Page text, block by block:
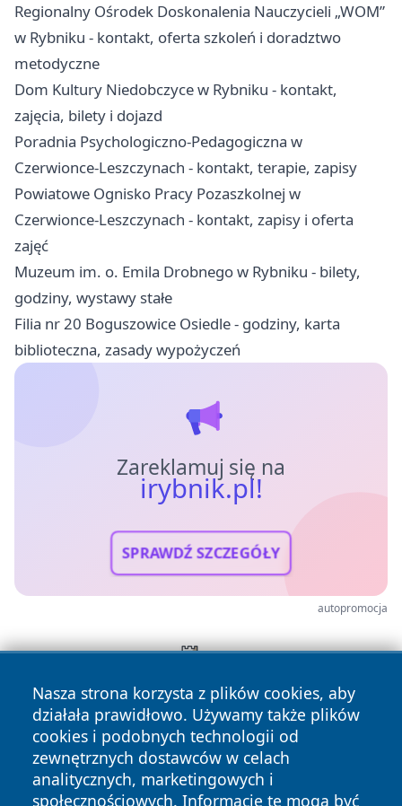
Regionalny Ośrodek Doskonalenia Nauczycieli „WOM”
w Rybniku - kontakt, oferta szkoleń i doradztwo
metodyczne
Dom Kultury Niedobczyce w Rybniku - kontakt,
zajęcia, bilety i dojazd
Poradnia Psychologiczno-Pedagogiczna w
Czerwionce-Leszczynach - kontakt, terapie, zapisy
Powiatowe Ognisko Pracy Pozaszkolnej w
Czerwionce-Leszczynach - kontakt, zapisy i oferta
zajęć
Muzeum im. o. Emila Drobnego w Rybniku - bilety,
godziny, wystawy stałe
Filia nr 20 Boguszowice Osiedle - godziny, karta
biblioteczna, zasady wypożyczeń
Zareklamuj się na
irybnik.pl!
SPRAWDŹ SZCZEGÓŁY
autopromocja
Nasza strona korzysta z plików cookies, aby
działała prawidłowo. Używamy także plików
cookies i podobnych technologii od
zewnętrznych dostawców w celach
analitycznych, marketingowych i
społecznościowych. Informacje te mogą być